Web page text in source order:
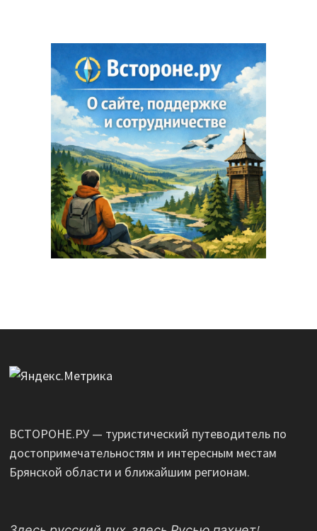
ВСТОРОНЕ.РУ — туристический путеводитель по
достопримечательностям и интересным местам
Брянской области и ближайшим регионам.